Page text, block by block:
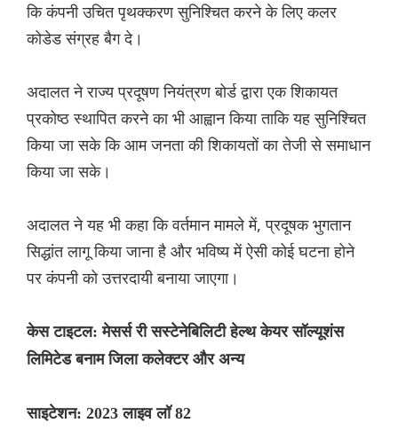
कि कंपनी उचित पृथक्करण सुनिश्चित करने के लिए कलर
कोडेड संग्रह बैग दे।
अदालत ने राज्य प्रदूषण नियंत्रण बोर्ड द्वारा एक शिकायत
प्रकोष्ठ स्थापित करने का भी आह्वान किया ताकि यह सुनिश्चित
किया जा सके कि आम जनता की शिकायतों का तेजी से समाधान
किया जा सके।
अदालत ने यह भी कहा कि वर्तमान मामले में, प्रदूषक भुगतान
सिद्धांत लागू किया जाना है और भविष्य में ऐसी कोई घटना होने
पर कंपनी को उत्तरदायी बनाया जाएगा।
केस टाइटल: मेसर्स री सस्टेनेबिलिटी हेल्थ केयर सॉल्यूशंस
लिमिटेड बनाम जिला कलेक्टर और अन्य
साइटेशन: 2023 लाइव लॉ 82